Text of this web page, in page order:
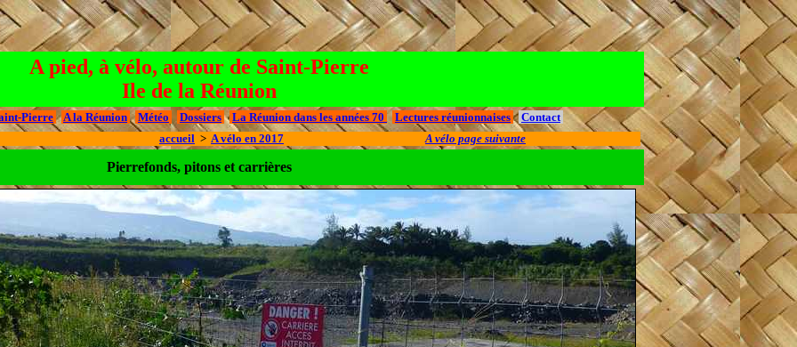
A pied, à vélo, autour de Saint-Pierre
Ile de la Réunion
Pierre A la Réunion Météo Dossiers La Réunion dans les années 70 Lectures réunionnaises
Contact
accueil > A vélo en 2017 A vélo page suivante
Pierrefonds, pitons et carrières